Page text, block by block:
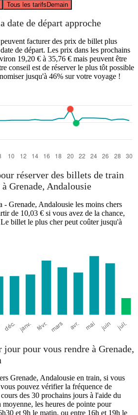
Tous les tarifsDemain
date de départ approche
facturer des prix de billet plus
de départ. Les prix dans les prochains
19,20 € à 35,76 € mais peuvent être
conseil est de réserver le plus tôt possible
jusqu'à 46% sur votre voyage !
réserver des billets de train
Grenade, Andalousie
- Grenade, Andalousie les moins chers
de 10,03 € si vous avez de la chance,
billet le plus cher peut coûter jusqu'à
pour vous rendre à Grenade,
Grenade, Andalousie en train, si vous
pouvez vérifier la fréquence de
des 30 prochains jours à l'aide du
les heures de pointe pour
et 9h le matin, ou entre 16h et 19h le